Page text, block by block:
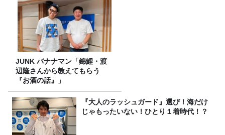
JUNK バナナマン「錦鯉・渡
辺隆さんから教えてもらう
『お酒の話』」
『大人のラッシュガード』選び！海だけ
じゃもったいない！ひとり１着時代！？